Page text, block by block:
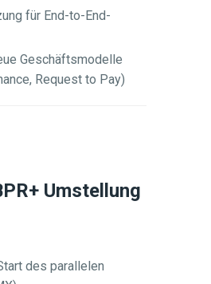
für End-to-End-
Geschäftsmodelle
Request to Pay)
Umstellung
des parallelen